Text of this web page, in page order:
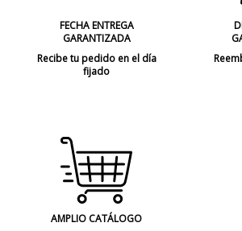
FECHA ENTREGA
GARANTIZADA
Recibe tu pedido en el día
fijado
AMPLIO CATÁLOGO